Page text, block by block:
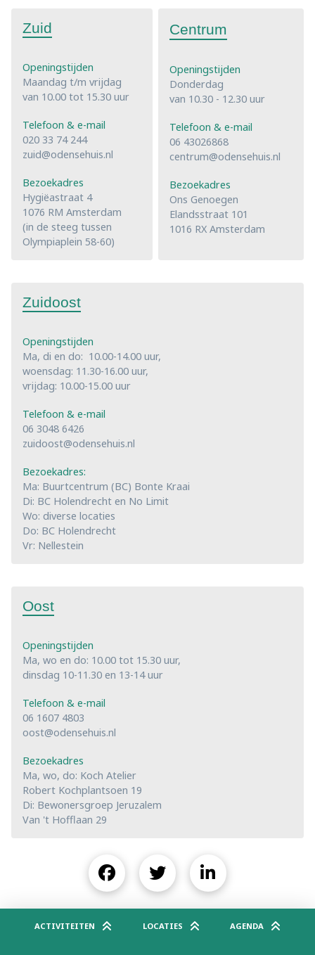
Zuid
Openingstijden
Maandag t/m vrijdag
van 10.00 tot 15.30 uur
Telefoon & e-mail
020 33 74 244
zuid@odensehuis.nl
Bezoekadres
Hygiëastraat 4
1076 RM Amsterdam
(in de steeg tussen
Olympiaplein 58-60)
Centrum
Openingstijden
Donderdag
van 10.30 - 12.30 uur
Telefoon & e-mail
06 43026868
centrum@odensehuis.nl
Bezoekadres
Ons Genoegen
Elandsstraat 101
1016 RX Amsterdam
Zuidoost
Openingstijden
Ma, di en do: 10.00-14.00 uur,
woensdag: 11.30-16.00 uur,
vrijdag: 10.00-15.00 uur
Telefoon & e-mail
06 3048 6426
zuidoost@odensehuis.nl
Bezoekadres:
Ma: Buurtcentrum (BC) Bonte Kraai
Di: BC Holendrecht en No Limit
Wo: diverse locaties
Do: BC Holendrecht
Vr: Nellestein
Oost
Openingstijden
Ma, wo en do: 10.00 tot 15.30 uur,
dinsdag 10-11.30 en 13-14 uur
Telefoon & e-mail
06 1607 4803
oost@odensehuis.nl
Bezoekadres
Ma, wo, do: Koch Atelier
Robert Kochplantsoen 19
Di: Bewonersgroep Jeruzalem
Van 't Hofflaan 29
ACTIVITEITEN LOCATIES AGENDA